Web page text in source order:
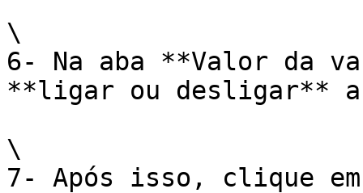
\
6- Na aba **Valor da
**ligar ou desligar**
\
7- Após isso, clique